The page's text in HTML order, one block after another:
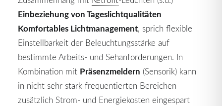
Einbeziehung von Tageslichtqualitäten
Komfortables Lichtmanagement, sprich flexible
Einstellbarkeit der Beleuchtungsstärke auf
bestimmte Arbeits- und Sehanforderungen. In
Kombination mit Präsenzmeldern (Sensorik) kann
in nicht sehr stark frequentierten Bereichen
zusätzlich Strom- und Energiekosten eingespart